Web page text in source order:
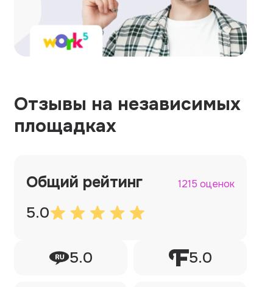
Отзывы на независимых
площадках
Общий рейтинг 1215 оценок
5.0
5.0 5.0